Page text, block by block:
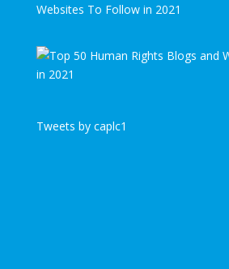
Websites To Follow in 2021
Tweets by caplc1